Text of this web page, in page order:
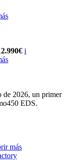
i
de 2026, un primer
EDS.
más